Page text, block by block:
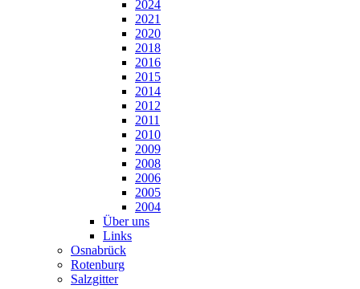
2024
2021
2020
2018
2016
2015
2014
2012
2011
2010
2009
2008
2006
2005
2004
Über uns
Links
Osnabrück
Rotenburg
Salzgitter